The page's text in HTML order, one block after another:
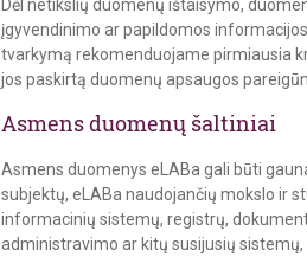
Dėl netikslių duomenų ištaisymo,
įgyvendinimo ar papildomos
tvarkymą rekomenduojame pirmiausia
jos paskirtą duomenų apsaugos
Asmens duomenų šaltiniai
Asmens duomenys eLABa gali būti
subjektų, eLABa naudojančių mokslo ir
informacinių sistemų, registrų,
administravimo ar kitų susijusių